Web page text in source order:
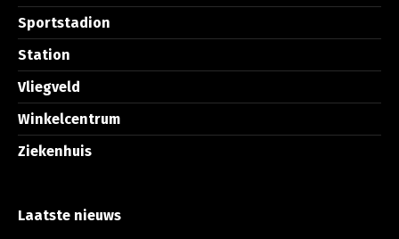
Sportstadion
Station
Vliegveld
Winkelcentrum
Ziekenhuis
Laatste nieuws